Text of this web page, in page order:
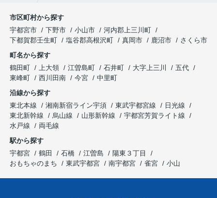
市区町村から探す
宇都宮市
下野市 小山市
河内郡上三川町
下都賀郡壬生町
塩谷郡高根沢町 真岡市 鹿沼市
さくら市
町名から探す
鶴田町
上大領 江曽島町 石井町 大字上三川
五代
東峰町
西川田南 今宮
中里町
沿線から探す
東北本線
湘南新宿ライン宇須 東武宇都宮線
日光線
東北新幹線
烏山線 山形新幹線
宇都宮芳賀ライト線
水戸線
両毛線
駅から探す
宇都宮
鶴田 石橋 江曽島
陽東３丁目
おもちゃのまち
東武宇都宮 南宇都宮 雀宮 小山